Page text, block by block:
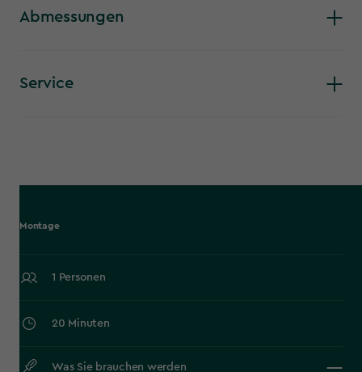
mehr als 90% recyceltem Kunststoff.
Abmessungen
Service
Montage
1 Personen
20 Minuten
Was Sie brauchen werden